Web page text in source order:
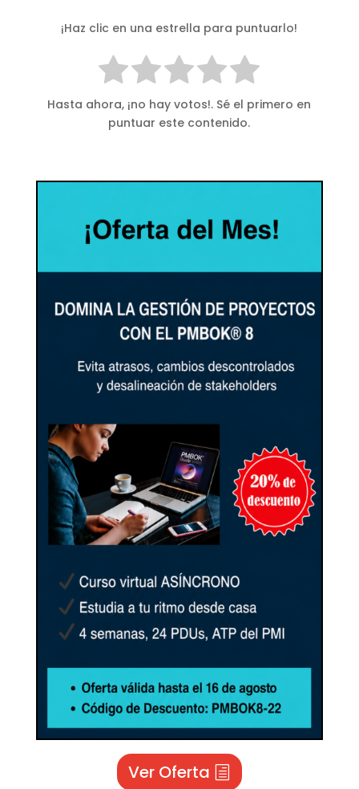
¡Haz clic en una estrella para puntuarlo!
Hasta ahora, ¡no hay votos!. Sé el primero en
puntuar este contenido.
Ver Oferta